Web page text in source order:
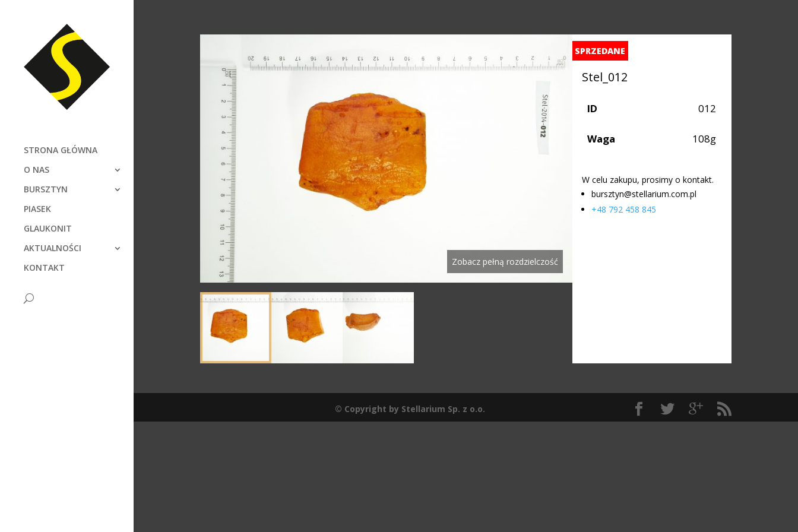
STRONA GŁÓWNA
O NAS
BURSZTYN
PIASEK
GLAUKONIT
AKTUALNOŚCI
KONTAKT
Zobacz pełną rozdzielczość
SPRZEDANE
Stel_012
ID 012
Waga 108g
W celu zakupu, prosimy o kontakt.
bursztyn@stellarium.com.pl
+48 792 458 845
© Copyright by Stellarium Sp. z o.o.